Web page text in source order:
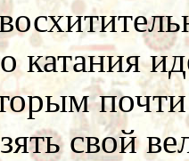
катания
свой